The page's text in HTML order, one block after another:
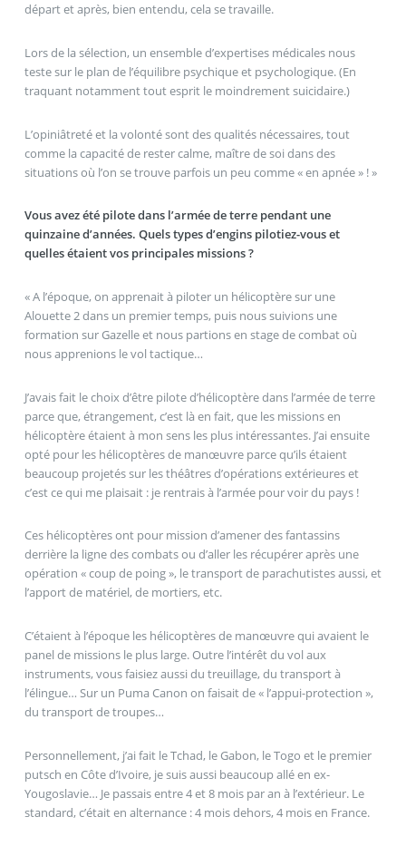
départ et après, bien entendu, cela se travaille.
Lors de la sélection, un ensemble d’expertises médicales nous
teste sur le plan de l’équilibre psychique et psychologique. (En
traquant notamment tout esprit le moindrement suicidaire.)
L’opiniâtreté et la volonté sont des qualités nécessaires, tout
comme la capacité de rester calme, maître de soi dans des
situations où l’on se trouve parfois un peu comme « en apnée » ! »
Vous avez été pilote dans l’armée de terre pendant une
quinzaine d’années. Quels types d’engins pilotiez-vous et
quelles étaient vos principales missions ?
« A l’époque, on apprenait à piloter un hélicoptère sur une
Alouette 2 dans un premier temps, puis nous suivions une
formation sur Gazelle et nous partions en stage de combat où
nous apprenions le vol tactique…
J’avais fait le choix d’être pilote d’hélicoptère dans l’armée de terre
parce que, étrangement, c’est là en fait, que les missions en
hélicoptère étaient à mon sens les plus intéressantes. J’ai ensuite
opté pour les hélicoptères de manœuvre parce qu’ils étaient
beaucoup projetés sur les théâtres d’opérations extérieures et
c’est ce qui me plaisait : je rentrais à l’armée pour voir du pays !
Ces hélicoptères ont pour mission d’amener des fantassins
derrière la ligne des combats ou d’aller les récupérer après une
opération « coup de poing », le transport de parachutistes aussi, et
l’apport de matériel, de mortiers, etc.
C’étaient à l’époque les hélicoptères de manœuvre qui avaient le
panel de missions le plus large. Outre l’intérêt du vol aux
instruments, vous faisiez aussi du treuillage, du transport à
l’élingue… Sur un Puma Canon on faisait de « l’appui-protection »,
du transport de troupes…
Personnellement, j’ai fait le Tchad, le Gabon, le Togo et le premier
putsch en Côte d’Ivoire, je suis aussi beaucoup allé en ex-
Yougoslavie… Je passais entre 4 et 8 mois par an à l’extérieur. Le
standard, c’était en alternance : 4 mois dehors, 4 mois en France.